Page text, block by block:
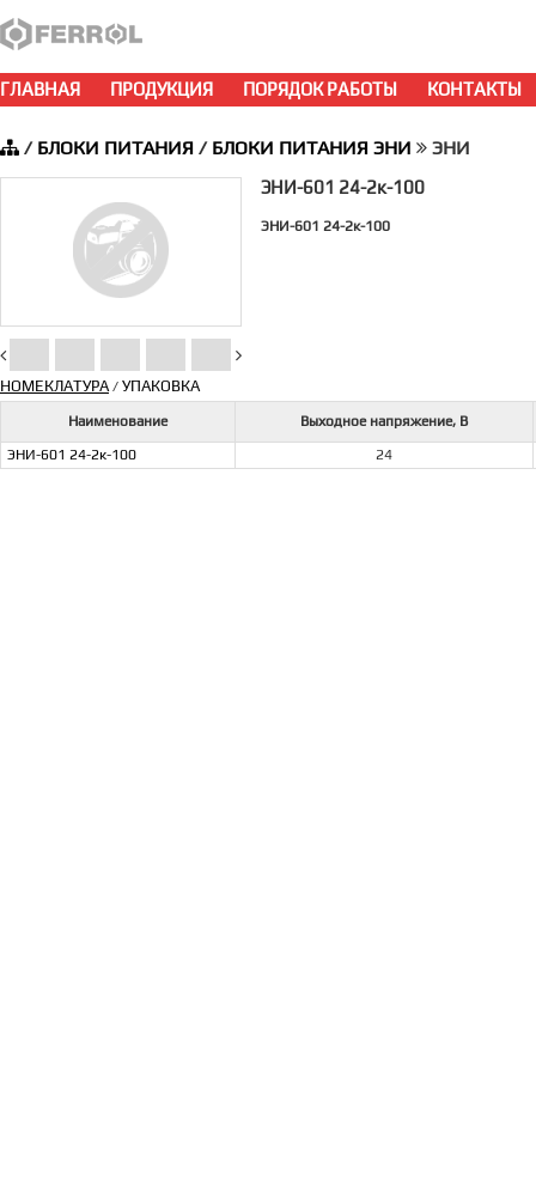
ГЛАВНАЯ ПРОДУКЦИЯ ПОРЯДОК РАБОТЫ КОНТАКТЫ
/ БЛОКИ ПИТАНИЯ / БЛОКИ ПИТАНИЯ ЭНИ ЭНИ
ЭНИ-601 24-2к-100
ЭНИ-601 24-2к-100
НОМЕКЛАТУРА/ УПАКОВКА
Наименование
Выходное напряжение, В
ЭНИ-601 24-2к-100
24